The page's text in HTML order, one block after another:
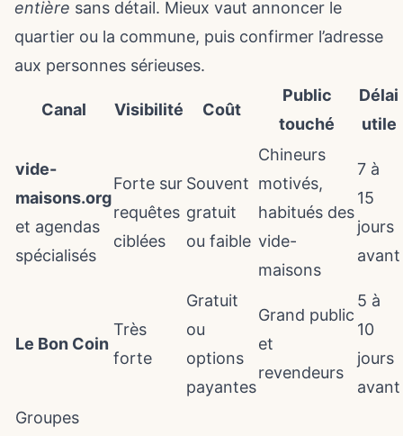
entière sans détail. Mieux vaut annoncer le
quartier ou la commune, puis confirmer l’adresse
aux personnes sérieuses.
Canal Visibilité Coût
Public
touché
Délai
utile
vide-
maisons.org
et agendas
spécialisés
Forte sur
requêtes
ciblées
Souvent
gratuit
ou faible
Chineurs
motivés,
habitués des
vide-
maisons
7 à
15
jours
avant
Le Bon Coin
Très
forte
Gratuit
ou
options
payantes
Grand public
et
revendeurs
5 à
10
jours
avant
Groupes